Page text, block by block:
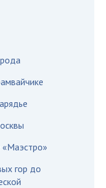
«Маэстро»
гор до